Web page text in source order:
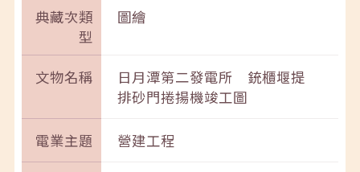
典藏次類
型
圖繪
文物名稱
日月潭第二發電所 銃櫃堰提
排砂門捲揚機竣工圖
電業主題 營建工程